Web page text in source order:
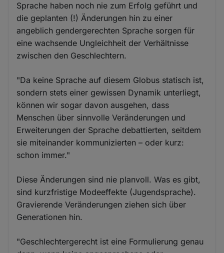
Sprache haben noch nie zum Erfolg geführt und
die geplanten (!) Änderungen hin zu einer
angeblich gendergerechten Sprache sorgen für
eine wachsende Ungleichheit der Verhältnisse
zwischen den Geschlechtern.
"Da keine Sprache auf diesem Globus statisch ist,
sondern stets einer gewissen Dynamik unterliegt,
können wir sogar davon ausgehen, dass
Menschen über sinnvolle Veränderungen und
Erweiterungen der Sprache debattierten, seitdem
sie miteinander kommunizierten – oder kurz:
schon immer."
Diese Änderungen sind nie planvoll. Was es gibt,
sind kurzfristige Modeeffekte (Jugendsprache).
Gravierende Veränderungen ziehen sich über
Generationen hin.
"Geschlechtergerecht ist eine Formulierung genau